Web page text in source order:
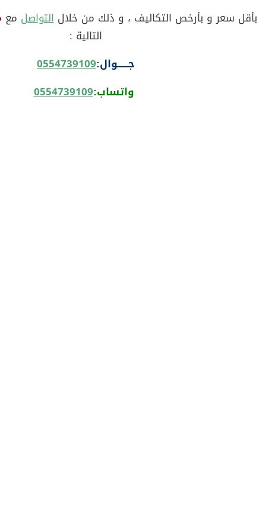
بأقل سعر و بأرخص التكاليف ، و ذلك من خلالالتواصل مع
التالية :
جــــــوال:0554739109
واتساب:0554739109